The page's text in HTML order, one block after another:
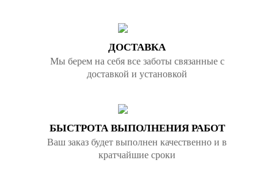
ДОСТАВКА
Мы берем на себя все заботы связанные с
доставкой и установкой
БЫСТРОТА ВЫПОЛНЕНИЯ РАБОТ
Ваш заказ будет выполнен качественно и в
кратчайшие сроки